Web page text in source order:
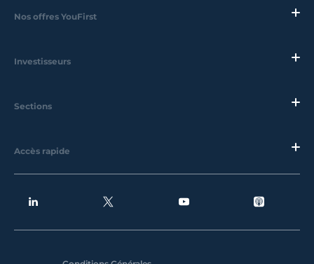
Nos offres YouFirst
Investisseurs
Sections
Accès rapide